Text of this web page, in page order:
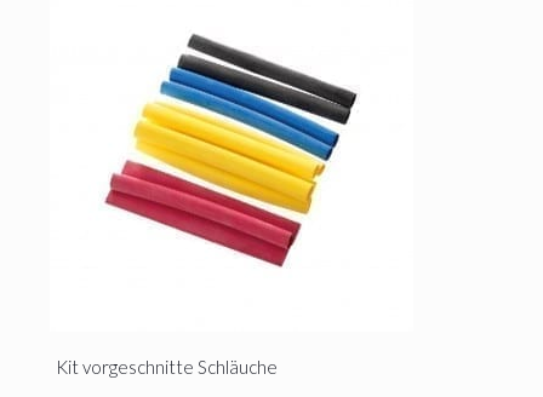
Kit vorgeschnitte Schläuche